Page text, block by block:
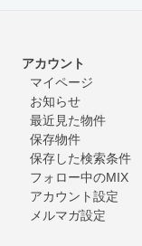
アカウント
マイページ
お知らせ
最近見た物件
保存物件
保存した検索条件
フォロー中のMIX
アカウント設定
メルマガ設定